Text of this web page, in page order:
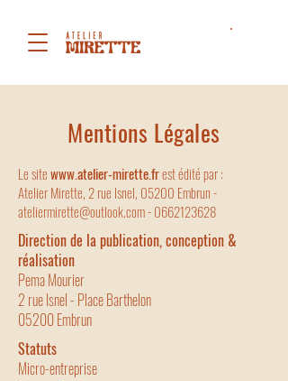
Mentions Légales
Le sitewww.atelier-mirette.frest édité par :
Atelier Mirette, 2 rue Isnel, 05200 Embrun -
ateliermirette@outlook.com - 0662123628
Direction de la publication, conception &
réalisation
Pema Mourier
2 rue Isnel - Place Barthelon
05200 Embrun
Statuts
Micro-entreprise